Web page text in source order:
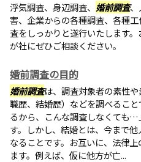
浮気調査、身辺調査、 婚前調査、
害、企業からの各種調査、各種
査をしっかりと遂行いたします
が社にぜひご相談ください。
婚前調査の目的
婚前調査は、調査対象者の素性や
職歴、結婚歴）などを調べるこ
るから、こんな調査しなくても
す。しかし、結婚とは、今まで
なることです。お互いに、法律
ます。例えば、仮に他方が亡...